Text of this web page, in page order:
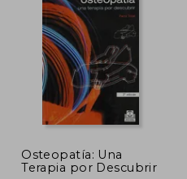
dcto.
Osteopatía: Una
Terapia por Descubrir